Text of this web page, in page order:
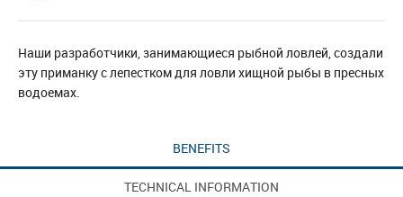
Наши разработчики, занимающиеся рыбной ловлей, создали
эту приманку с лепестком для ловли хищной рыбы в пресных
водоемах.
BENEFITS
TECHNICAL INFORMATION